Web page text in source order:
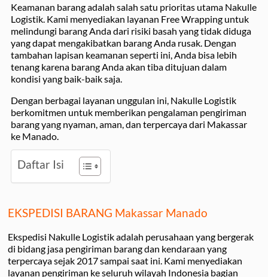
Keamanan barang adalah salah satu prioritas utama Nakulle
Logistik. Kami menyediakan layanan Free Wrapping untuk
melindungi barang Anda dari risiki basah yang tidak diduga
yang dapat mengakibatkan barang Anda rusak. Dengan
tambahan lapisan keamanan seperti ini, Anda bisa lebih
tenang karena barang Anda akan tiba ditujuan dalam
kondisi yang baik-baik saja.
Dengan berbagai layanan unggulan ini, Nakulle Logistik
berkomitmen untuk memberikan pengalaman pengiriman
barang yang nyaman, aman, dan terpercaya dari Makassar
ke Manado.
Daftar Isi
EKSPEDISI BARANG Makassar Manado
Ekspedisi Nakulle Logistik adalah perusahaan yang bergerak
di bidang jasa pengiriman barang dan kendaraan yang
terpercaya sejak 2017 sampai saat ini. Kami menyediakan
layanan pengiriman ke seluruh wilayah Indonesia bagian